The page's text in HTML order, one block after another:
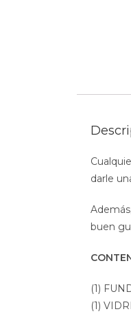
darle
buen
(1)
(1)